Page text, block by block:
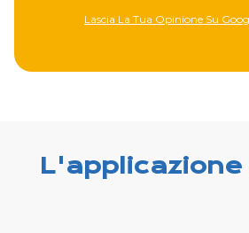
Lascia La Tua Opinione Su
L'applicazione